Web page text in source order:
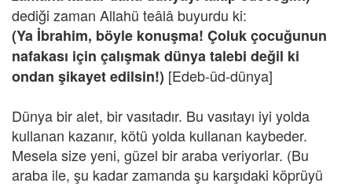
dediği zaman Allahü teâlâ buyurdu ki:
(Ya İbrahim, böyle konuşma! Çoluk çocuğunun
nafakası için çalışmak dünya talebi değil ki
ondan şikayet edilsin!) [Edeb-üd-dünya]
Dünya bir alet, bir vasıtadır. Bu vasıtayı iyi yolda
kullanan kazanır, kötü yolda kullanan kaybeder.
Mesela size yeni, güzel bir araba veriyorlar. (Bu
araba ile, şu kadar zamanda şu karşıdaki köprüyü